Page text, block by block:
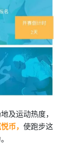
及运动热度，
币， 使跑步这